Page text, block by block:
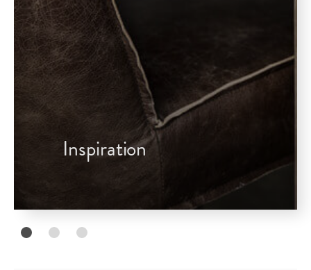
Inspiration